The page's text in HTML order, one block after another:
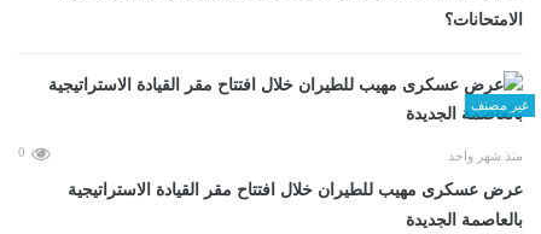
الامتحانات؟
غير مصنف
منذ شهر واحد 0
عرض عسكرى مهيب للطيران خلال افتتاح مقر القيادة الاستراتيجية
بالعاصمة الجديدة